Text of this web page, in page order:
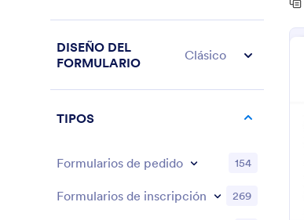
DISEÑO DEL
FORMULARIO
Clásico
TIPOS
Formularios de pedido 154
Formularios de inscripción 269